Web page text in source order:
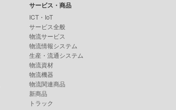
サービス・商品
ICT・IoT
サービス全般
物流サービス
物流情報システム
生産・流通システム
物流資材
物流機器
物流関連商品
新商品
トラック